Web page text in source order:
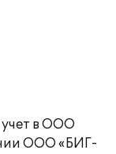
в ООО
ООО «БИГ-